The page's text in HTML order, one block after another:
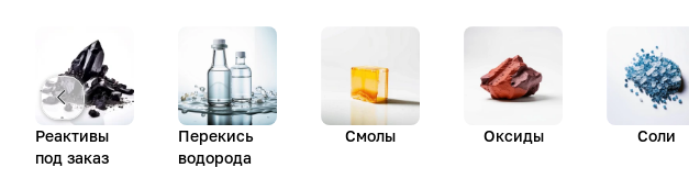
Реактивы
под заказ
Перекись
водорода
Смолы Оксиды Соли